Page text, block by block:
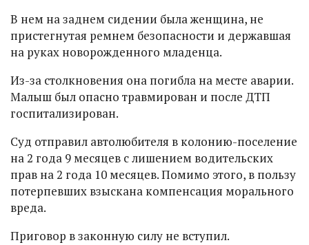
В нем на заднем сидении была женщина, не
пристегнутая ремнем безопасности и державшая
на руках новорожденного младенца.
Из-за столкновения она погибла на месте аварии.
Малыш был опасно травмирован и после ДТП
госпитализирован.
Суд отправил автолюбителя в колонию-поселение
на 2 года 9 месяцев с лишением водительских
прав на 2 года 10 месяцев. Помимо этого, в пользу
потерпевших взыскана компенсация морального
вреда.
Приговор в законную силу не вступил.